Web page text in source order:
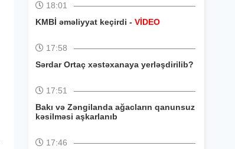
18:01
KMBİ əməliyyat keçirdi - VİDEO
17:58
Sərdar Ortaç xəstəxanaya yerləşdirilib?
17:51
Bakı və Zəngilanda ağacların qanunsuz
kəsilməsi aşkarlanıb
17:46